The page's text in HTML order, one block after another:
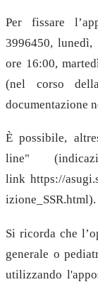
Per fissare
3996450,
ore 16:00,
(nel corso
documentazione
È possibile,
line"
link https://
izione_SSR.html).
Si ricorda che
generale o
utilizzando